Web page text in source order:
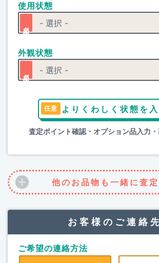
使用状態
外観状態
よりくわしく状態を
査定ポイント確認・オプション品入力
他のお品物も一緒に査
お客様のご連絡
ご希望の連絡方法